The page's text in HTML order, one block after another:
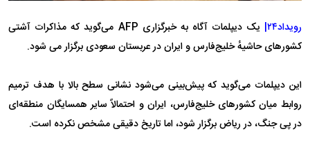
رویداد۲۴|
یک دیپلمات آگاه به خبرگزاری AFP می‌گوید که مذاکرات آشتی
کشورهای حاشیهٔ خلیج‌فارس و ایران در عربستان سعودی برگزار می شود.
این دیپلمات می‌گوید که پیش‌بینی می‌شود نشانی سطح بالا با هدف ترمیم
روابط میان کشورهای خلیج‌فارس، ایران و احتمالاً سایر همسایگان منطقه‌ای
در پی جنگ، در ریاض برگزار شود، اما تاریخ دقیقی مشخص نکرده است.